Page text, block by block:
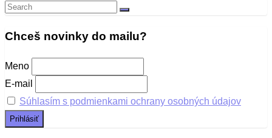
Search
Chceš novinky do mailu?
Meno
E-mail
Súhlasím s podmienkami ochrany osobných údajov